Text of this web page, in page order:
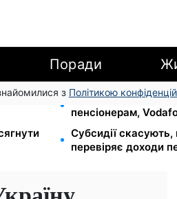
Поради
з Політикою
Києва
Тариф від 190 грн
пенсіонерам,
Субсидії
перевіряє доходи